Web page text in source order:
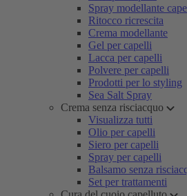
Spray modellante
Ritocco ricrescita
Crema modellante
Gel per capelli
Lacca per capelli
Polvere per capelli
Prodotti per lo styling
Sea Salt Spray
Crema senza risciacquo
Visualizza tutti
Olio per capelli
Siero per capelli
Spray per capelli
Balsamo senza
Set per trattamenti